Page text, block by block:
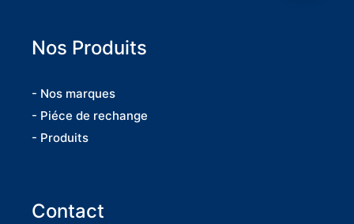
Nos Produits
- Nos marques
- Piéce de rechange
- Produits
Contact